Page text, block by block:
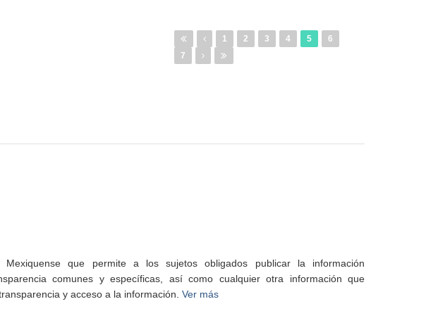
1 2 3 4 5
6
7
que permite a los sujetos obligados publicar la información
comunes y específicas, así como cualquier otra información que
y acceso a la información. Ver más